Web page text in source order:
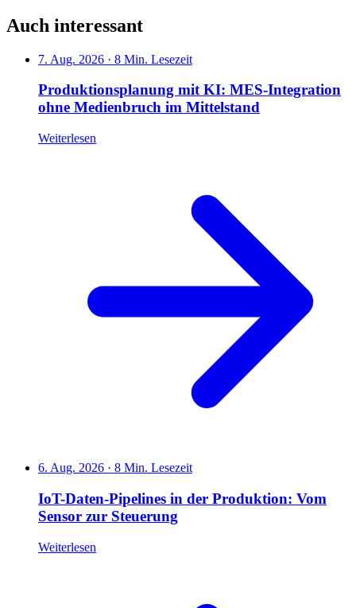
Auch interessant
7. Aug. 2026 · 8 Min. Lesezeit
Produktionsplanung mit KI: MES-Integration
ohne Medienbruch im Mittelstand
Weiterlesen
6. Aug. 2026 · 8 Min. Lesezeit
IoT-Daten-Pipelines in der Produktion: Vom
Sensor zur Steuerung
Weiterlesen